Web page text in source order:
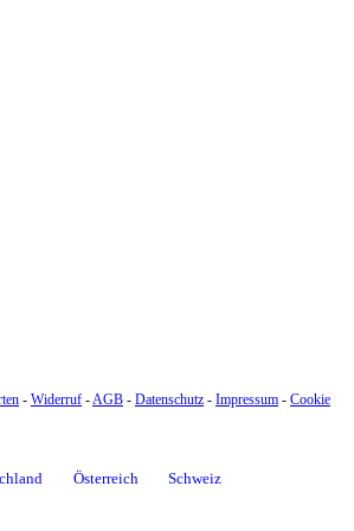
- Widerruf -AGB - Datenschutz - Impressum - Cookie
Österreich Schweiz